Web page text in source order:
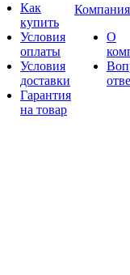
Как
купить
Условия
оплаты
Условия
доставки
Гарантия
на товар
Компания
О